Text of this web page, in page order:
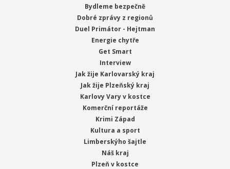
Bydleme bezpečně
Dobré zprávy z regionů
Duel Primátor - Hejtman
Energie chytře
Get Smart
Interview
Jak žije Karlovarský kraj
Jak žije Plzeňský kraj
Karlovy Vary v kostce
Komerční reportáže
Krimi Západ
Kultura a sport
Limberskýho šajtle
Náš kraj
Plzeň v kostce